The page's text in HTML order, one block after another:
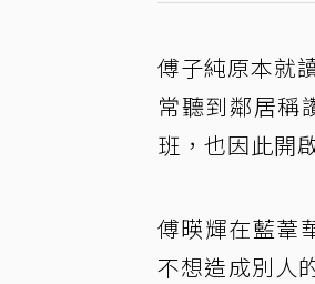
傅子純原本就
常聽到鄰居稱
班，也因此開
傅暎輝在藍葦
不想造成別人